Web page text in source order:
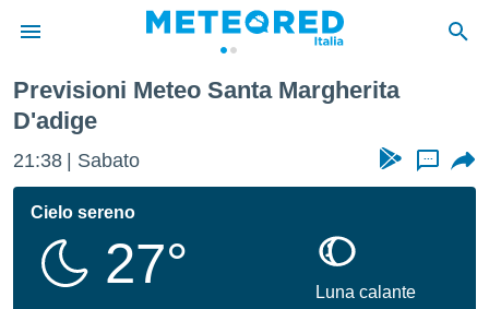
di
per
Previsioni Meteo Santa Margherita
D'adige
21:38 Sabato ...
Cielo sereno
27°
Luna calante